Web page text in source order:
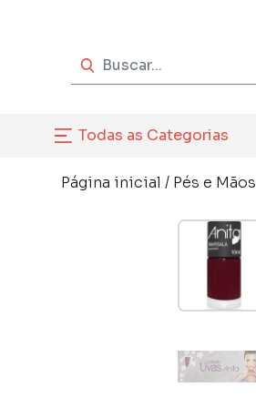
Todas as Categorias
Página inicial / Pés e Mãos